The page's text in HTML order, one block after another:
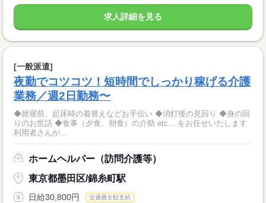
求人詳細を見る
[一般派遣]
夜勤でコツコツ！短時間でしっかり稼げる介護
業務／週2日勤務〜
◆就寝前、起床時の着替えなどお手伝い ◆消灯後の見回り ◆身の回
りのお世話 ◆食事（夕食、朝食）の介助 etc... をお任せいたします
利用者さんが...
ホームヘルパー（訪問介護等）
東京都墨田区/錦糸町駅
日給30,800円 交通費全額支給